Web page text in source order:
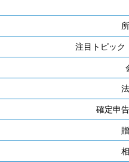
注目トピッ
確定申